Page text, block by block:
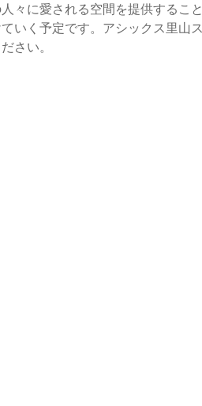
々に愛される空間を提供するこ
いく予定です。アシックス里山
さい。